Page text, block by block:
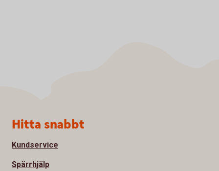
Sidfot
Hitta snabbt
Kundservice
Spärrhjälp